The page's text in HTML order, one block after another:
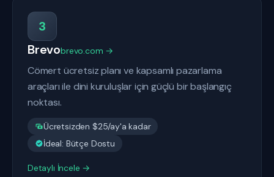
3
Brevobrevo.com →
Cömert ücretsiz planı ve kapsamlı pazarlama
araçları ile dini kuruluşlar için güçlü bir başlangıç
noktası.
Ücretsizden $25/ay'a kadar
İdeal: Bütçe Dostu
Detaylı İncele →